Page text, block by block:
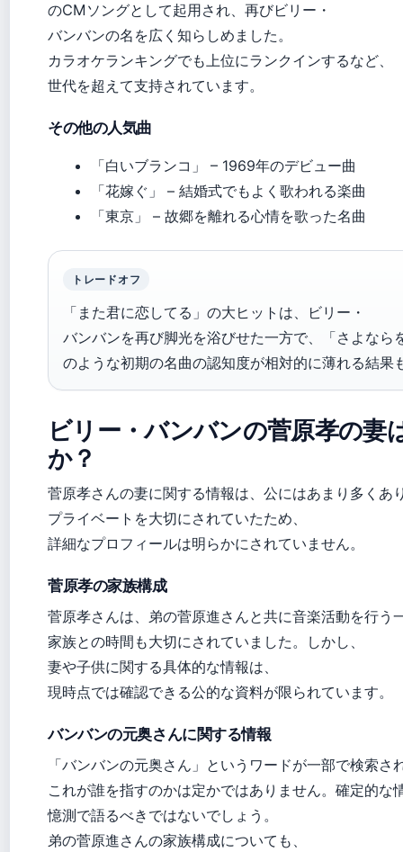
のCMソングとして起用され、再びビリー・
バンバンの名を広く知らしめました。
カラオケランキングでも上位にランクインするなど、
世代を超えて支持されています。
その他の人気曲
「白いブランコ」 – 1969年のデビュー曲
「花嫁ぐ」 – 結婚式でもよく歌われる楽曲
「東京」 – 故郷を離れる心情を歌った名曲
トレードオフ
「また君に恋してる」の大ヒットは、ビリー・
バンバンを再び脚光を浴びせた一方で、「さよなら
のような初期の名曲の認知度が相対的に薄れる結果
ビリー・バンバンの菅原孝の妻
か？
菅原孝さんの妻に関する情報は、公にはあまり多くあ
プライベートを大切にされていたため、
詳細なプロフィールは明らかにされていません。
菅原孝の家族構成
菅原孝さんは、弟の菅原進さんと共に音楽活動を行う
家族との時間も大切にされていました。しかし、
妻や子供に関する具体的な情報は、
現時点では確認できる公的な資料が限られています。
バンバンの元奥さんに関する情報
「バンバンの元奥さん」というワードが一部で検索さ
これが誰を指すのかは定かではありません。確定的な
憶測で語るべきではないでしょう。
弟の菅原進さんの家族構成についても、